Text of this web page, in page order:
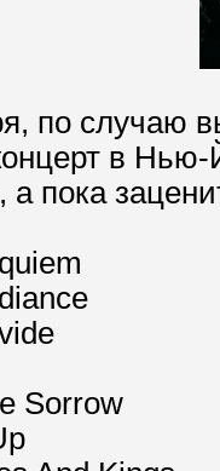
по случаю
в Нью-
а пока
Sorrow